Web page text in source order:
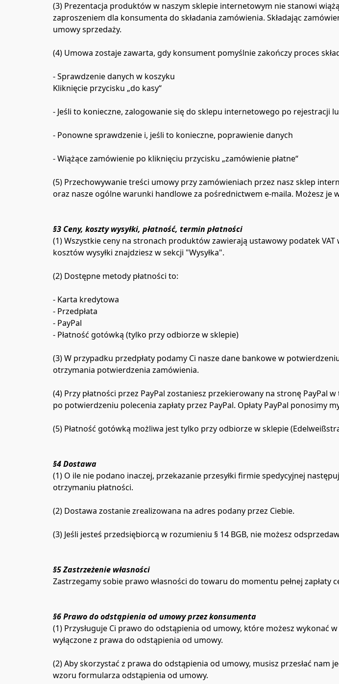
(3) Prezentacja produktów w naszym sklepie internetowym nie stanowi
zaproszeniem dla konsumenta do składania zamówienia. Składając
umowy sprzedaży.
(4) Umowa zostaje zawarta, gdy konsument pomyślnie zakończy proces
- Sprawdzenie danych w koszyku
Kliknięcie przycisku „do kasy“
- Jeśli to konieczne, zalogowanie się do sklepu internetowego po rejestracji
- Ponowne sprawdzenie i, jeśli to konieczne, poprawienie danych
- Wiążące zamówienie po kliknięciu przycisku „zamówienie płatne“
(5) Przechowywanie treści umowy przy zamówieniach przez nasz sklep
§3 Ceny, koszty wysyłki, płatność, termin płatności
(1) Wszystkie ceny na stronach produktów zawierają ustawowy podatek
kosztów wysyłki znajdziesz w sekcji "Wysyłka".
(2) Dostępne metody płatności to:
- Karta kredytowa
- Przedpłata
- PayPal
- Płatność gotówką (tylko przy odbiorze w sklepie)
(3) W przypadku przedpłaty podamy Ci nasze dane bankowe w
otrzymania potwierdzenia zamówienia.
(4) Przy płatności przez PayPal zostaniesz przekierowany na stronę PayPal
po potwierdzeniu polecenia zapłaty przez PayPal. Opłaty PayPal ponosimy
(5) Płatność gotówką możliwa jest tylko przy odbiorze w sklepie
§4 Dostawa
(1) O ile nie podano inaczej, przekazanie przesyłki firmie spedycyjnej
otrzymaniu płatności.
(2) Dostawa zostanie zrealizowana na adres podany przez Ciebie.
(3) Jeśli jesteś przedsiębiorcą w rozumieniu § 14 BGB, nie możesz
§5 Zastrzeżenie własności
Zastrzegamy sobie prawo własności do towaru do momentu pełnej zapłaty
§6 Prawo do odstąpienia od umowy przez konsumenta
(1) Przysługuje Ci prawo do odstąpienia od umowy, które możesz
wyłączone z prawa do odstąpienia od umowy.
(2) Aby skorzystać z prawa do odstąpienia od umowy, musisz przesłać
wzoru formularza odstąpienia od umowy.